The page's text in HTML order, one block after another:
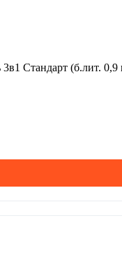
Стандарт (б.лит. 0,9